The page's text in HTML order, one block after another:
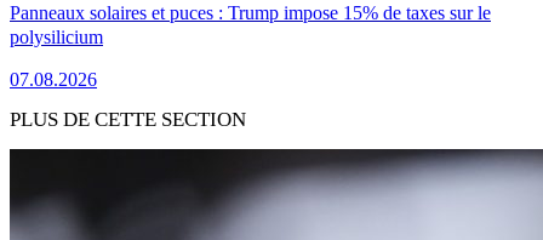
Panneaux solaires et puces : Trump impose 15% de taxes sur le
polysilicium
07.08.2026
PLUS DE CETTE SECTION